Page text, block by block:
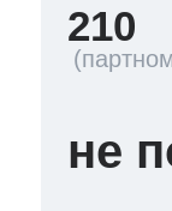
210
не